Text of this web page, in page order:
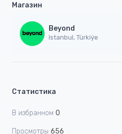
Магазин
Beyond
Istanbul, Türkiýe
Статистика
В избранном 0
Просмотры 656